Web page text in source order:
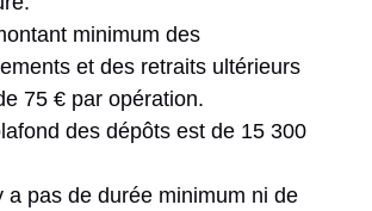
minimum des
et des retraits ultérieurs
75 € par opération.
des dépôts est de 15 300
a pas de durée minimum ni de